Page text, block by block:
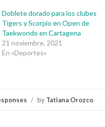
Doblete dorado para los clubes
Tigers y Scorpio en Open de
Taekwondo en Cartagena
21 noviembre, 2021
En «Deportes»
/ by Tatiana Orozco